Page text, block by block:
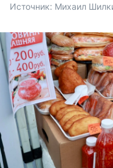
Источник: Михаил